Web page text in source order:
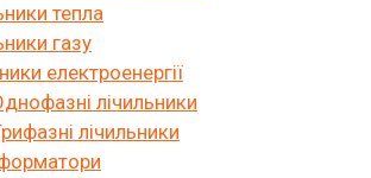
тепла
газу
електроенергії
лічильники
лічильники